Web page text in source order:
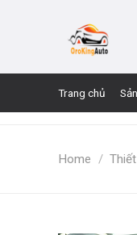
Trang chủ
Home /